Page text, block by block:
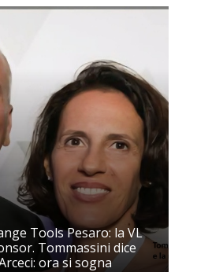
Tools Pesaro: la VL
Tommassini dice
ora si sogna